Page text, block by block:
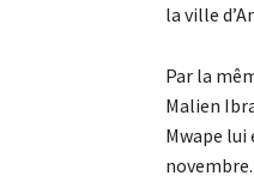
la ville
Par la
Malien
Mwape lui
novembre.